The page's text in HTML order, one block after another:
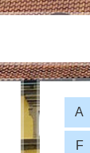
A
F